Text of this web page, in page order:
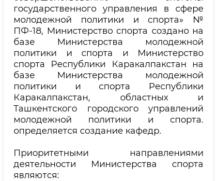
государственного управления в сфере
молодежной политики и спорта» №
ПФ-18, Министерство спорта создано на
базе Министерства молодежной
политики и спорта и Министерство
спорта Республики Каракалпакстан на
базе Министерства молодежной
политики и спорта Республики
Каракалпакстан, областных и
Ташкентского городского управлений
молодежной политики и спорта.
определяется создание кафедр.
Приоритетными направлениями
деятельности Министерства спорта
являются: